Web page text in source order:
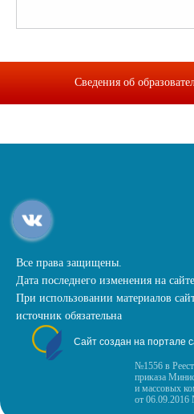
Сведения об
Все права защищены.
Дата последнего изменения на
При использовании материалов
источник обязательна
Сайт создан на портале
№1556 в
приказа
и массовых
от